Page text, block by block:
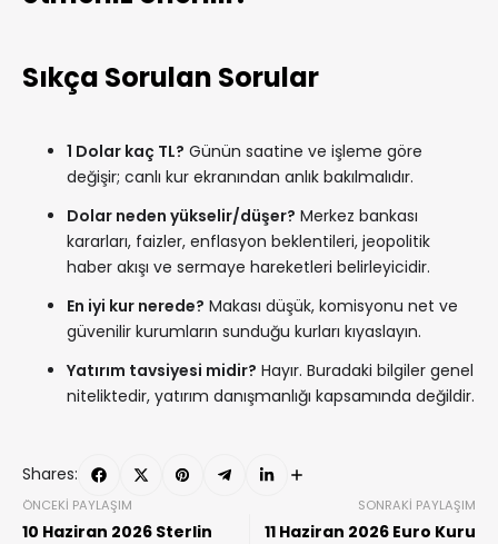
Sıkça Sorulan Sorular
1 Dolar kaç TL? Günün saatine ve işleme göre
değişir; canlı kur ekranından anlık bakılmalıdır.
Dolar neden yükselir/düşer? Merkez bankası
kararları, faizler, enflasyon beklentileri, jeopolitik
haber akışı ve sermaye hareketleri belirleyicidir.
En iyi kur nerede? Makası düşük, komisyonu net ve
güvenilir kurumların sunduğu kurları kıyaslayın.
Yatırım tavsiyesi midir? Hayır. Buradaki bilgiler genel
niteliktedir, yatırım danışmanlığı kapsamında değildir.
Shares:
ÖNCEKI PAYLAŞIM
10 Haziran 2026 Sterlin
SONRAKI PAYLAŞIM
11 Haziran 2026 Euro Kuru